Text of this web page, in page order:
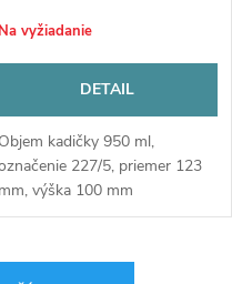
Na vyžiadanie
DETAIL
Objem kadičky 950 ml,
227/5, priemer 123
mm, výška 100 mm